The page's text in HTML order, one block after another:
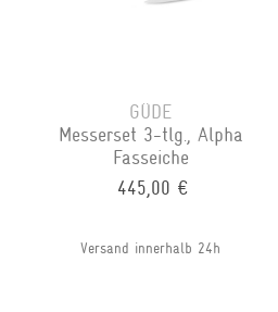
GÜDE
Messerset 3-tlg., Alpha
Fasseiche
445,00 €
Versand innerhalb 24h